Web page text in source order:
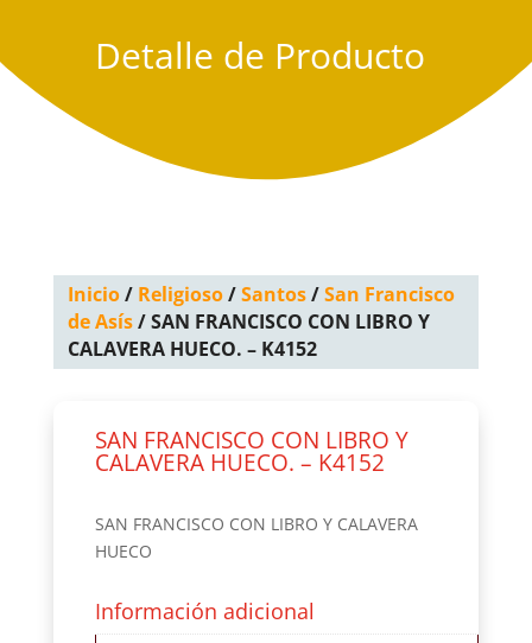
Detalle de Producto
Inicio/ Religioso/Santos/San Francisco
de Asís/ SAN FRANCISCO CON LIBRO Y
CALAVERA HUECO. – K4152
SAN FRANCISCO CON LIBRO Y
CALAVERA HUECO. – K4152
SAN FRANCISCO CON LIBRO Y CALAVERA
HUECO
Información adicional